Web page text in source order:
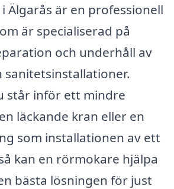
Älgarås är en professionell
är specialiserad på
och underhåll av
sanitetsinstallationer.
står inför ett mindre
läckande kran eller en
som installationen av ett
kan en rörmokare hjälpa
bästa lösningen för just